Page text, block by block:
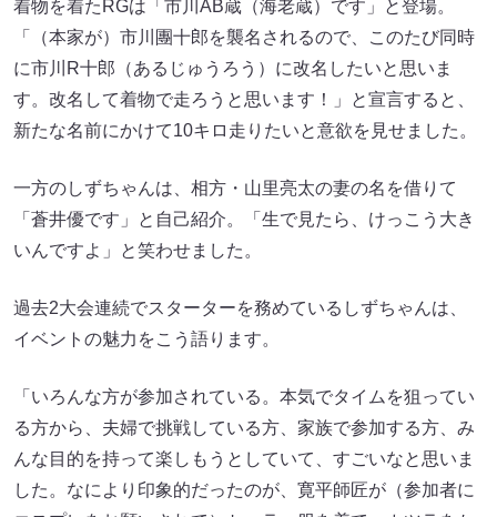
着物を着たRGは「市川AB蔵（海老蔵）です」と登場。
「（本家が）市川團十郎を襲名されるので、このたび同時
に市川R十郎（あるじゅうろう）に改名したいと思いま
す。改名して着物で走ろうと思います！」と宣言すると、
新たな名前にかけて10キロ走りたいと意欲を見せました。
一方のしずちゃんは、相方・山里亮太の妻の名を借りて
「蒼井優です」と自己紹介。「生で見たら、けっこう大き
いんですよ」と笑わせました。
過去2大会連続でスターターを務めているしずちゃんは、
イベントの魅力をこう語ります。
「いろんな方が参加されている。本気でタイムを狙ってい
る方から、夫婦で挑戦している方、家族で参加する方、み
んな目的を持って楽しもうとしていて、すごいなと思いま
した。なにより印象的だったのが、寛平師匠が（参加者に